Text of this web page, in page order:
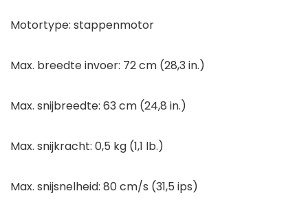
Motortype: stappenmotor
Max. breedte invoer: 72 cm (28,3 in.)
Max. snijbreedte: 63 cm (24,8 in.)
Max. snijkracht: 0,5 kg (1,1 lb.)
Max. snijsnelheid: 80 cm/s (31,5 ips)